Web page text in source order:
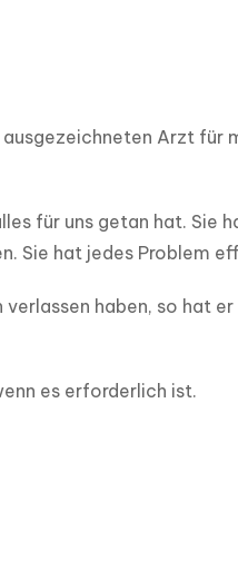
Arzt
für uns getan hat. Sie
Sie hat jedes Problem
haben, so hat
es erforderlich ist.